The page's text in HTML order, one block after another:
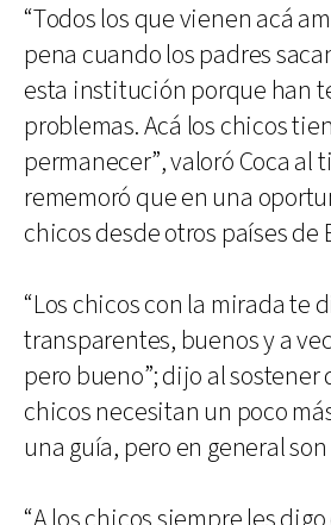
“Todos los que vienen acá
pena cuando los padres
esta institución porque han
problemas. Acá los chicos
permanecer”, valoró Coca al
rememoró que en una
chicos desde otros países de
“Los chicos con la mirada te
transparentes, buenos y a
pero bueno”; dijo al sostener
chicos necesitan un poco
una guía, pero en general